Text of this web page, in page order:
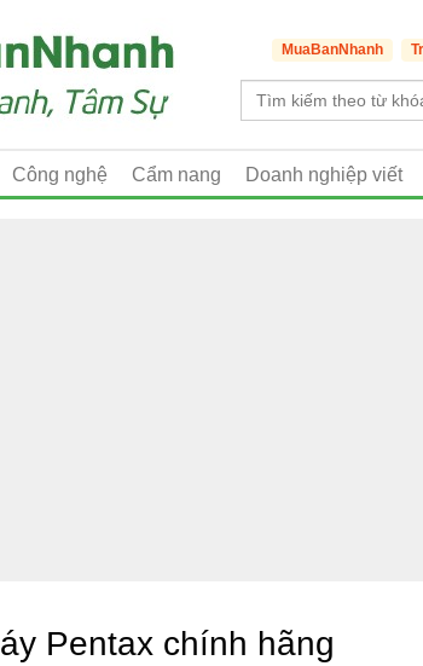
MuaBanNhanh
Công nghệ Cẩm nang Doanh nghiệp viết
Pentax chính hãng